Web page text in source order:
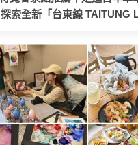
探索全新「台東線 TAITUNG